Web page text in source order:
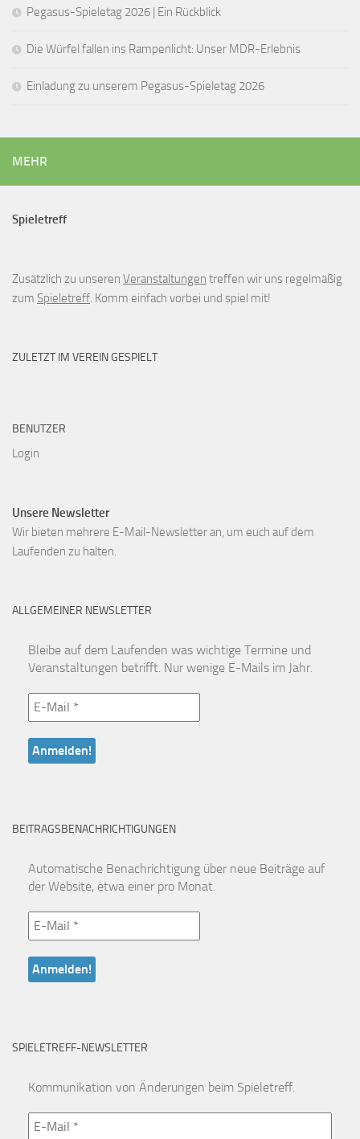
Pegasus-Spieletag 2026 | Ein Rückblick
Die Würfel fallen ins Rampenlicht: Unser MDR-Erlebnis
Einladung zu unserem Pegasus-Spieletag 2026
MEHR
Spieletreff
Zusätzlich zu unseren Veranstaltungen treffen wir uns regelmäßig
zum Spieletreff . Komm einfach vorbei und spiel mit!
ZULETZT IM VEREIN GESPIELT
BENUTZER
Login
Unsere Newsletter
Wir bieten mehrere E-Mail-Newsletter an, um euch auf dem
Laufenden zu halten.
ALLGEMEINER NEWSLETTER
Bleibe auf dem Laufenden was wichtige Termine und
Veranstaltungen betrifft. Nur wenige E-Mails im Jahr.
BEITRAGSBENACHRICHTIGUNGEN
Automatische Benachrichtigung über neue Beiträge auf
der Website, etwa einer pro Monat.
SPIELETREFF-NEWSLETTER
Kommunikation von Änderungen beim Spieletreff.